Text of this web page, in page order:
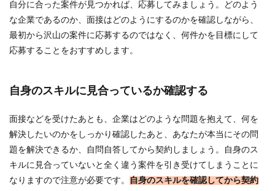
自分に合った案件が見つかれば、応募してみましょう。どのよう
な企業であるのか、面接はどのようにするのかを確認しながら、
最初から沢山の案件に応募するのではなく、何件かを目標にして
応募することをおすすめします。
自身のスキルに見合っているか確認する
面接などを受けたあとも、企業はどのような問題を抱えて、何を
解決したいのかをしっかり確認したあと、あなたが本当にその問
題を解決できるか、自問自答してから契約しましょう。自身のス
キルに見合っていないと全く違う案件を引き受けてしまうことに
なりますので注意が必要です。
自身のスキルを確認してから契約